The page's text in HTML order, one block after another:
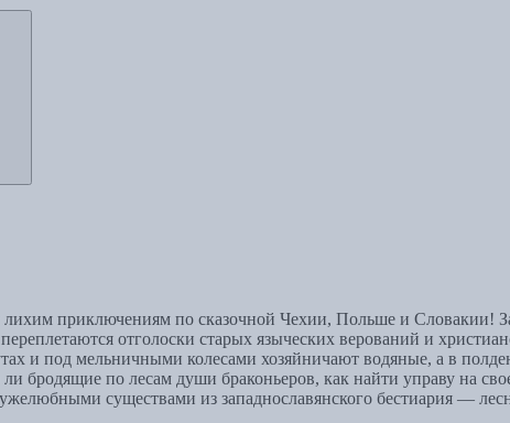
лихим приключениям по сказочной Чехии, Польше и
отголоски старых языческих верований и
и под мельничными колесами хозяйничают водяные, а в
бродящие по лесам души браконьеров, как найти управу на
существами из западнославянского бестиария —